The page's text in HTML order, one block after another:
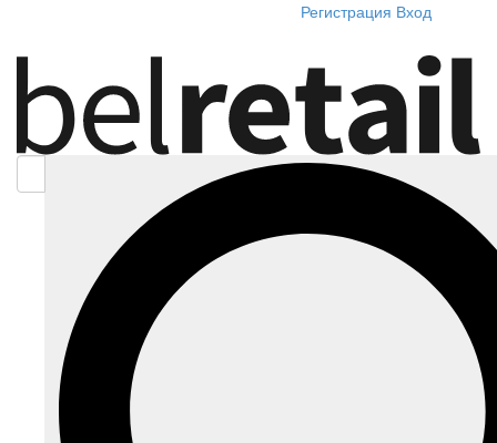
Регистрация Вход